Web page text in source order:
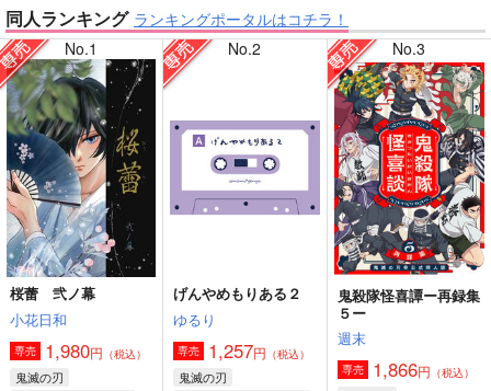
【刀剣乱舞】 【僕のヒーローアカデミア】
【僕のヒーローアカデミア】 【鬼滅の刃】
【ゲゲゲの鬼太郎】
同人ランキング ランキングポータルはコチラ！
No.1
桜蕾 弐ノ幕
小花日和
専売 1,980円 （税込）
鬼滅の刃
No.2
げんやめもりある２
ゆるり
専売 1,257円 （税込）
鬼滅の刃
No.3
鬼殺隊怪喜譚ー再録集
５ー
週末
専売 1,866円 （税込）